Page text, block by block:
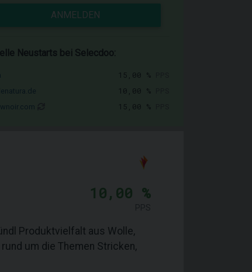
ANMELDEN
Neustarts bei Selecdoo:
15,00 %
10,00 %
15,00 %
10,00 %
Produktvielfalt aus Wolle,
um die Themen Stricken,